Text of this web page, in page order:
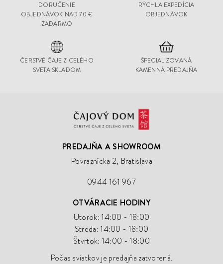
DORUČENIE
OBJEDNÁVOK NAD 70 €
ZADARMO
RÝCHLA EXPEDÍCIA
OBJEDNÁVOK
ČERSTVÉ ČAJE Z CELÉHO
SVETA SKLADOM
ŠPECIALIZOVANÁ
KAMENNÁ PREDAJŇA
Čajový
Dom
PREDAJŇA A SHOWROOM
Povraznícka 2, Bratislava
0944 161 967
OTVÁRACIE HODINY
Utorok: 14:00 - 18:00
Streda: 14:00 - 18:00
Štvrtok: 14:00 - 18:00
Počas sviatkov je predajňa zatvorená.